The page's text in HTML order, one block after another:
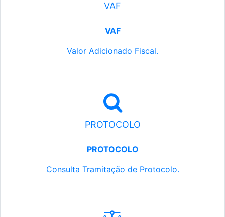
VAF
VAF
Valor Adicionado Fiscal.
PROTOCOLO
PROTOCOLO
Consulta Tramitação de Protocolo.